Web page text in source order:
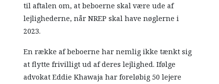
til aftalen om, at beboerne skal være ude af
lejlighederne, når NREP skal have nøglerne i
2023.
En række af beboerne har nemlig ikke tænkt sig
at flytte frivilligt ud af deres lejlighed. Ifølge
advokat Eddie Khawaja har foreløbig 50 lejere